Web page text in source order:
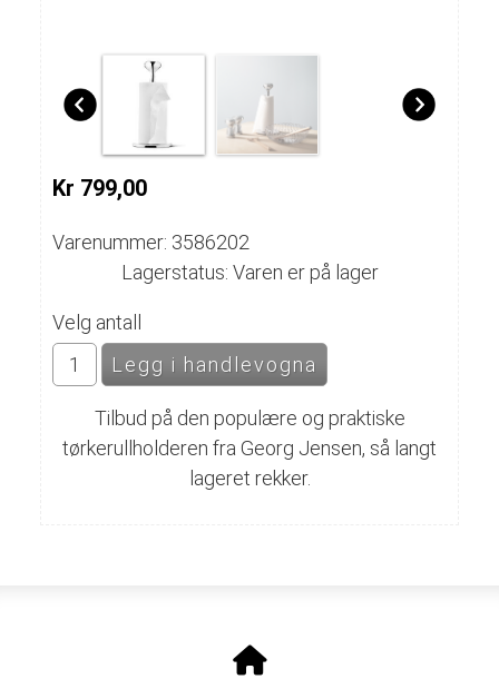
Kr 799,00
Varenummer: 3586202
Lagerstatus: Varen er på lager
Velg antall
Tilbud på den populære og praktiske
tørkerullholderen fra Georg Jensen, så langt
lageret rekker.